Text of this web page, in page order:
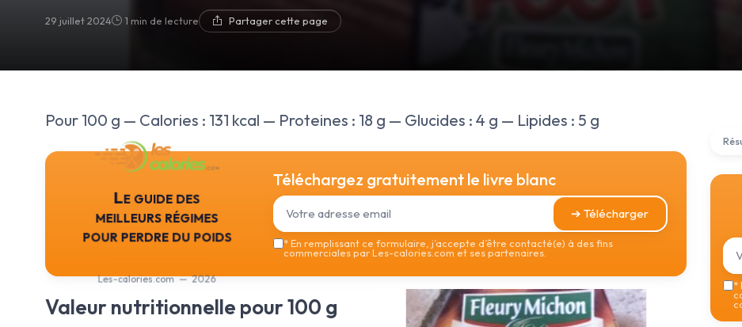
29 juillet 2024 1 min de lecture Partager cette page
Pour 100 g — Calories : 131 kcal — Proteines : 18 g — Glucides : 4 g — Lipides : 5 g
Le guide des
meilleurs régimes
pour perdre du poids
Les-calories.com — 2026
Téléchargez gratuitement le livre blanc
➔ Télécharger
*En remplissant ce formulaire, j’accepte d’être contacté(e) à des fins
commerciales par Les-calories.com et ses partenaires.
Valeur nutritionnelle pour 100 g
*